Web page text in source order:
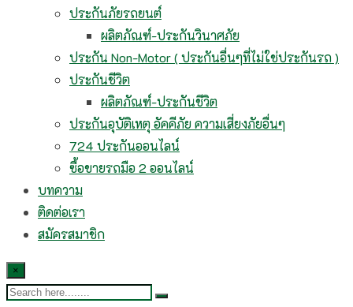
ประกันภัยรถยนต์
ผลิตภัณฑ์-ประกันวินาศภัย
ประกัน Non-Motor ( ประกันอื่นๆที่ไม่ใช่ประกันรถ )
ประกันชีวิต
ผลิตภัณฑ์-ประกันชีวิต
ประกันอุบัติเหตุ อัคคีภัย ความเสี่ยงภัยอื่นๆ
724 ประกันออนไลน์
ซื้อขายรถมือ 2 ออนไลน์
บทความ
ติดต่อเรา
สมัครสมาชิก
×